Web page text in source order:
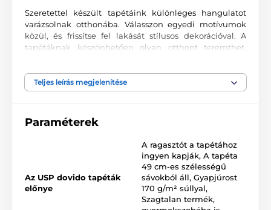
Szeretettel készült tapétáink különleges hangulatot
varázsolnak otthonába. Válasszon egyedi motívumok
közül, és frissítse fel lakását stílusos dekorációval. A
tapétáknak köszönhetően olyan otthont teremthet,
Kiváló nyomtatási minőség
bármely helyiségnek. Kiváló minőségű, sima felületű
korszerű UV-led nyomtatási technológia garantálja a
kiváló tartósságot és színtartást.
Elérhető méretek és típusok (cm-ben – szélesség x
Teljes leírás megjelenítése
Paraméterek
Az USP dovido tapéták
előnye
A ragasztót a tapétához
ingyen kapják, A tapéta
49 cm-es szélességű
sávokból áll, Gyapjúrost
170 g/m² súllyal,
Szagtalan termék,